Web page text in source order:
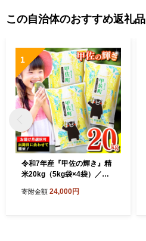
この自治体のおすすめ返礼品
1
令和7年産『甲佐の輝き』精
米20kg（5kg袋×4袋）／出
米 精米 お米 ブレンド米 複数
寄附金額 24,000円